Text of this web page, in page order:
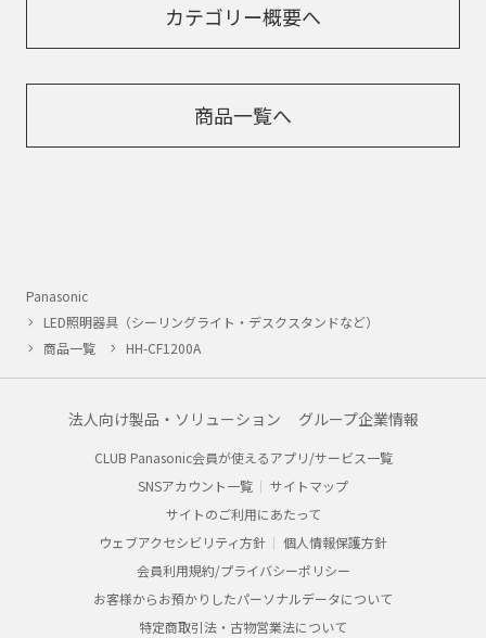
カテゴリー概要へ
商品一覧へ
Panasonic
LED照明器具（シーリングライト・デスクスタンドなど）
商品一覧
HH-CF1200A
法人向け製品・ソリューション グループ企業情報
CLUB Panasonic会員が使えるアプリ/サービス一覧
SNSアカウント一覧
サイトマップ
サイトのご利用にあたって
ウェブアクセシビリティ方針
個人情報保護方針
会員利用規約/プライバシーポリシー
お客様からお預かりしたパーソナルデータについて
特定商取引法・古物営業法について